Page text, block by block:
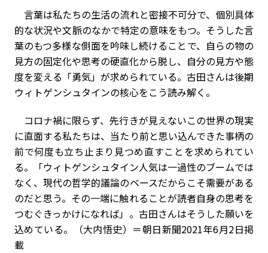
言葉は私たちの生活の流れと密接不可分で、個別具体
的な状況や文脈のなかで特定の意味をもつ。そうした言
葉のもつ多様な側面を吟味し続けることで、自らの物の
見方の固定化や思考の硬直化から脱し、自分の見方や態
度を変える「勇気」が求められている――。古田さんは後期
ウィトゲンシュタインの核心をこう読み解く。
コロナ禍に限らず、先行きが見えないこの世界の現実
に直面する私たちは、当たり前と思い込んできた事柄の
前で何度も立ち止まり見つめ直すことを求められてい
る。「ウィトゲンシュタイン人気は一過性のブームでは
なく、現代の哲学的議論のベースだからこそ需要がある
のだと思う。その一端に触れることが読者自身の思考を
つむぐきっかけになれば」。古田さんはそうした願いを
込めている。（大内悟史） ＝朝日新聞2021年6月2日掲
載